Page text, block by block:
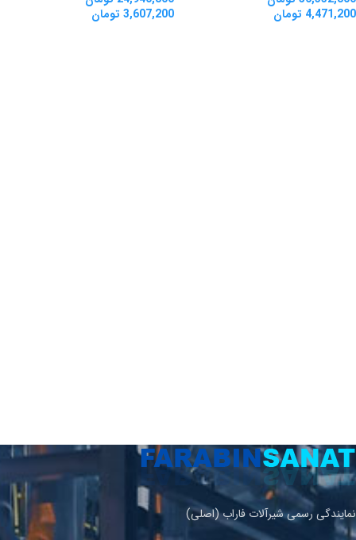
4,471,200 تومان
3,607,200 تومان
نمایندگی رسمی شیرآلات فاراب (اصلی)